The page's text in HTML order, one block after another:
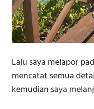
Lalu saya melapor
mencatat semua
kemudian saya